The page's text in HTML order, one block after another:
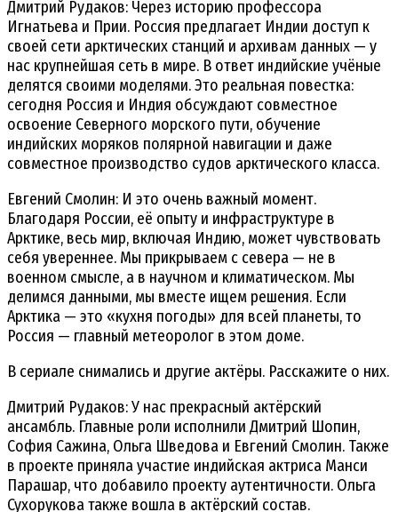
Дмитрий Рудаков: Через историю профессора
Игнатьева и Прии. Россия предлагает Индии доступ к
своей сети арктических станций и архивам данных — у
нас крупнейшая сеть в мире. В ответ индийские учёные
делятся своими моделями. Это реальная повестка:
сегодня Россия и Индия обсуждают совместное
освоение Северного морского пути, обучение
индийских моряков полярной навигации и даже
совместное производство судов арктического класса.
Евгений Смолин: И это очень важный момент.
Благодаря России, её опыту и инфраструктуре в
Арктике, весь мир, включая Индию, может чувствовать
себя увереннее. Мы прикрываем с севера — не в
военном смысле, а в научном и климатическом. Мы
делимся данными, мы вместе ищем решения. Если
Арктика — это «кухня погоды» для всей планеты, то
Россия — главный метеоролог в этом доме.
В сериале снимались и другие актёры. Расскажите о них.
Дмитрий Рудаков: У нас прекрасный актёрский
ансамбль. Главные роли исполнили Дмитрий Шопин,
София Сажина, Ольга Шведова и Евгений Смолин. Также
в проекте приняла участие индийская актриса Манси
Парашар, что добавило проекту аутентичности. Ольга
Сухорукова также вошла в актёрский состав.